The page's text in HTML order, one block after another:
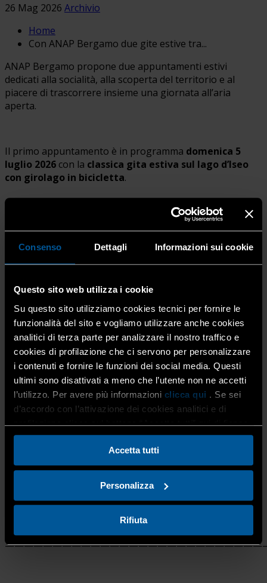
Consenso Dettagli Informazioni sui cookie
Questo sito web utilizza i cookie
Su questo sito utilizziamo cookies tecnici per fornire le
funzionalità del sito e vogliamo utilizzare anche cookies
analitici di terza parte per analizzare il nostro traffico e
cookies di profilazione che ci servono per personalizzare
i contenuti e fornire le funzioni dei social media. Questi
ultimi sono disattivati a meno che l’utente non ne accetti
l’utilizzo. Per avere più informazioni clicca qui . Se sei
d’accordo con l’attivazione dei cookies analitici e di
profilazione clicca sul bottone “Accetta tutti” qui di fianco.
Accetta tutti
Personalizza
Rifiuta
26 Mag 2026 Archivio
Home
Con ANAP Bergamo due gite estive tra...
ANAP Bergamo propone due appuntamenti estivi
dedicati alla socialità, alla scoperta del territorio e al
piacere di trascorrere insieme una giornata all’aria
aperta.
Il primo appuntamento è in programma domenica 5
luglio 2026 con la classica gita estiva sul lago d’Iseo
con girolago in bicicletta.
ore 8.00presso la
Cascina Oglio di Sarnico, in via Fosio 4. La partenza è
prevista alle ore 8.15, per un percorso di circa65
chilometri. Alleore 12.30è previsto il pranzo presso la
Per
unavisita guidata a Sarnico. Il ritrovo è fissato alle
9.30allaCascina Oglio di Sarnico, in via Fosio 4, con
partenza alleore 9.45 per la visita guidata. Parcheggio e
partenza sono previsti presso laCascina Oglio.
Laquota di partecipazione con pranzo è di 30 euro
2026contattando i numeri:
335 812 8860
Per ulteriori informazioni guarda la locandinaQUI